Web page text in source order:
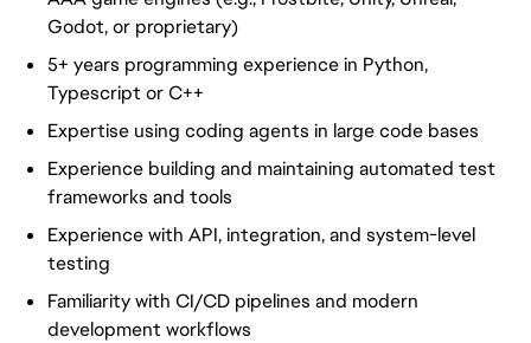
Godot, or proprietary)
5+ years programming experience in Python,
Typescript or C++
Expertise using coding agents in large code bases
Experience building and maintaining automated test
frameworks and tools
Experience with API, integration, and system-level
testing
Familiarity with CI/CD pipelines and modern
development workflows